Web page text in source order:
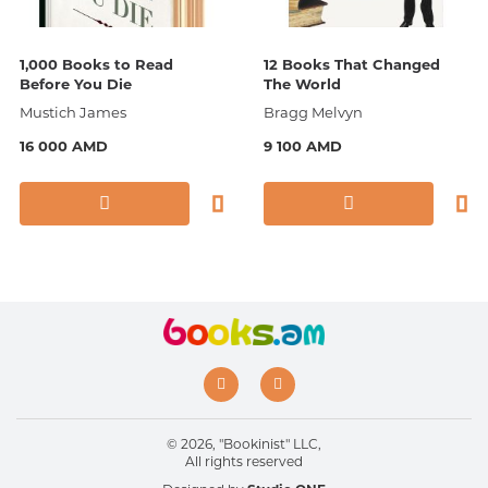
1,000 Books to Read
Before You Die
Mustich James
16 000 AMD
12 Books That Changed
The World
Bragg Melvyn
9 100 AMD
© 2026, "Bookinist" LLC,
All rights reserved